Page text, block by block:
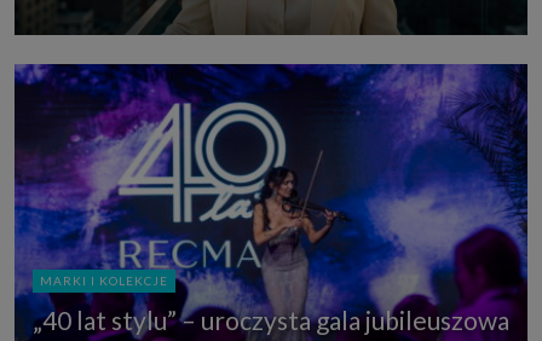
MARKI I KOLEKCJE
„40 lat stylu” – uroczysta gala jubileuszowa